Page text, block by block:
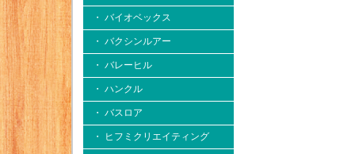
・ バイオベックス
・ バクシンルアー
・ バレーヒル
・ ハンクル
・ バスロア
・ ヒフミクリエイティング